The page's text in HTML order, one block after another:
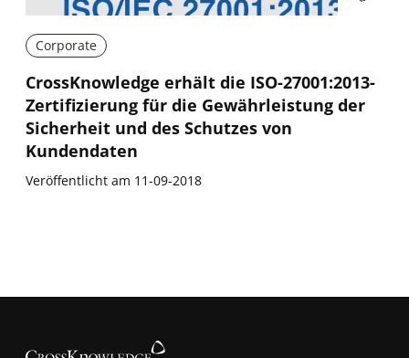
Corporate
CrossKnowledge erhält die ISO-27001:2013-
Zertifizierung für die Gewährleistung der
Sicherheit und des Schutzes von
Kundendaten
Veröffentlicht am 11-09-2018